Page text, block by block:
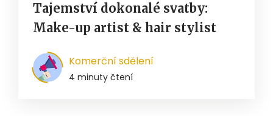
Tajemství dokonalé svatby:
Make-up artist & hair stylist
Komerční sdělení
4 minuty čtení